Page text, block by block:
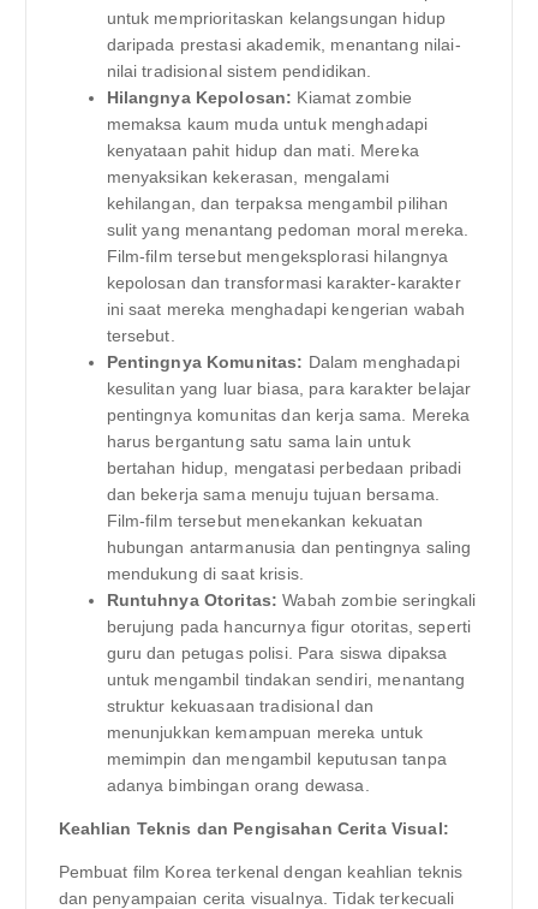
untuk memprioritaskan kelangsungan hidup
daripada prestasi akademik, menantang nilai-
nilai tradisional sistem pendidikan.
Hilangnya Kepolosan: Kiamat zombie
memaksa kaum muda untuk menghadapi
kenyataan pahit hidup dan mati. Mereka
menyaksikan kekerasan, mengalami
kehilangan, dan terpaksa mengambil pilihan
sulit yang menantang pedoman moral mereka.
Film-film tersebut mengeksplorasi hilangnya
kepolosan dan transformasi karakter-karakter
ini saat mereka menghadapi kengerian wabah
tersebut.
Pentingnya Komunitas: Dalam menghadapi
kesulitan yang luar biasa, para karakter belajar
pentingnya komunitas dan kerja sama. Mereka
harus bergantung satu sama lain untuk
bertahan hidup, mengatasi perbedaan pribadi
dan bekerja sama menuju tujuan bersama.
Film-film tersebut menekankan kekuatan
hubungan antarmanusia dan pentingnya saling
mendukung di saat krisis.
Runtuhnya Otoritas: Wabah zombie seringkali
berujung pada hancurnya figur otoritas, seperti
guru dan petugas polisi. Para siswa dipaksa
untuk mengambil tindakan sendiri, menantang
struktur kekuasaan tradisional dan
menunjukkan kemampuan mereka untuk
memimpin dan mengambil keputusan tanpa
adanya bimbingan orang dewasa.
Keahlian Teknis dan Pengisahan Cerita Visual:
Pembuat film Korea terkenal dengan keahlian teknis
dan penyampaian cerita visualnya. Tidak terkecuali